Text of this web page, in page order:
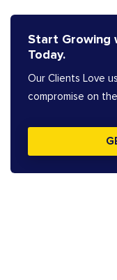
Start Growing
Today.
Our Clients Love
compromise on